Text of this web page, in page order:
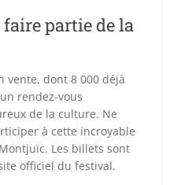
faire partie de la
vente, dont 8 000 déjà
rendez-vous
de la culture. Ne
à cette incroyable
Les billets sont
officiel du festival.